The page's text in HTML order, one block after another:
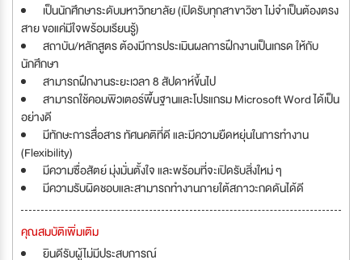
เป็นนักศึกษาระดับมหาวิทยาลัย (เปิดรับทุกสาขาวิชา ไม่จำเป็นต้องตรง
สาย ขอแค่มีใจพร้อมเรียนรู้)
สถาบัน/หลักสูตร ต้องมีการประเมินผลการฝึกงานเป็นเกรด ให้กับ
นักศึกษา
สามารถฝึกงานระยะเวลา 8 สัปดาห์ขึ้นไป
สามารถใช้คอมพิวเตอร์พื้นฐานและโปรแกรม Microsoft Word ได้เป็น
อย่างดี
มีทักษะการสื่อสาร ทัศนคติที่ดี และมีความยืดหยุ่นในการทำงาน
(Flexibility)
มีความซื่อสัตย์ มุ่งมั่นตั้งใจ และพร้อมที่จะเปิดรับสิ่งใหม่ ๆ
มีความรับผิดชอบและสามารถทำงานภายใต้สภาวะกดดันได้ดี
คุณสมบัติเพิ่มเติม
ยินดีรับผู้ไม่มีประสบการณ์